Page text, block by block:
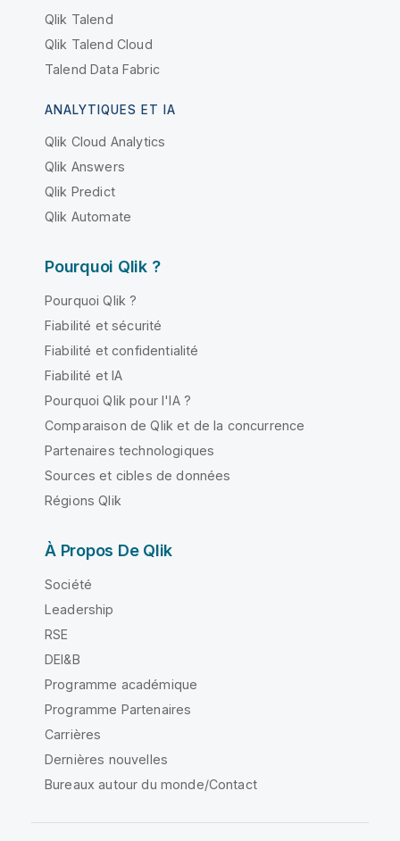
Qlik Talend
Qlik Talend Cloud
Talend Data Fabric
ANALYTIQUES ET IA
Qlik Cloud Analytics
Qlik Answers
Qlik Predict
Qlik Automate
Pourquoi Qlik ?
Pourquoi Qlik ?
Fiabilité et sécurité
Fiabilité et confidentialité
Fiabilité et IA
Pourquoi Qlik pour l'IA ?
Comparaison de Qlik et de la concurrence
Partenaires technologiques
Sources et cibles de données
Régions Qlik
À Propos De Qlik
Société
Leadership
RSE
DEI&B
Programme académique
Programme Partenaires
Carrières
Dernières nouvelles
Bureaux autour du monde/Contact